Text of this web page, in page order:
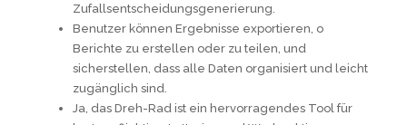
Zufallsentscheidungsgenerierung.
Benutzer können Ergebnisse exportieren, o
Berichte zu erstellen oder zu teilen, und
sicherstellen, dass alle Daten organisiert und leicht
zugänglich sind.
Ja, das Dreh-Rad ist ein hervorragendes Tool für